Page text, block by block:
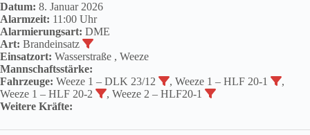
Datum: 8. Januar 2026
Alarmzeit: 11:00 Uhr
Alarmierungsart: DME
Art: Brandeinsatz
Einsatzort: Wasserstraße , Weeze
Mannschaftsstärke:
Fahrzeuge: Weeze 1 – DLK 23/12 , Weeze 1 – HLF 20-1
,
Weeze 1 – HLF 20-2
, Weeze 2 – HLF20-1
Weitere Kräfte: